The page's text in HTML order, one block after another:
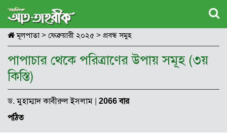
মূলপাতা> ফেব্রুয়ারী ২০২৫ > প্রবন্ধ সমুহ
পাপাচার থেকে পরিত্রাণের উপায় সমূহ (৩য়
কিস্তি)
ড. মুহাম্মাদ কাবীরুল ইসলাম | 2066 বার
পঠিত